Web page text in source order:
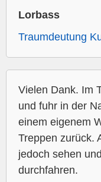
Lorbass
Traumdeutung
Vielen Dank. Im
und fuhr in der
einem eigenem
Treppen zurück.
jedoch sehen
durchfahren.